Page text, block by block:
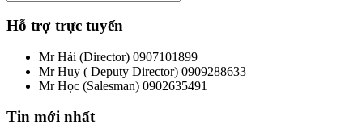
Hỗ trợ trực tuyến
Mr Hải (Director) 0907101899
Mr Huy ( Deputy Director) 0909288633
Mr Học (Salesman) 0902635491
Tin mới nhất